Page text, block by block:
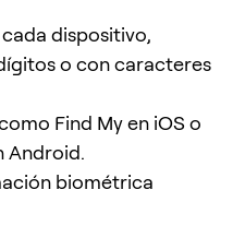
dispositivo,
o con caracteres
Find My en iOS o
Android.
biométrica